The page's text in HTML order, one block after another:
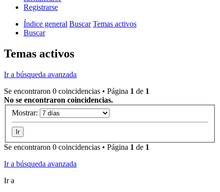
Registrarse
Índice general Buscar Temas activos
Buscar
Temas activos
Ir a búsqueda avanzada
Se encontraron 0 coincidencias • Página 1 de 1
No se encontraron coincidencias.
Mostrar:
Se encontraron 0 coincidencias • Página 1 de 1
Ir a búsqueda avanzada
Ir a